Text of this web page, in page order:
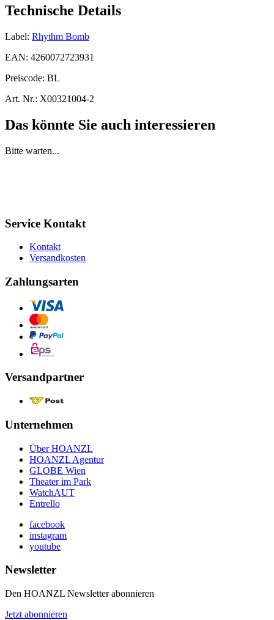
Technische Details
Label: Rhythm Bomb
EAN: 4260072723931
Preiscode: BL
Art. Nr.: X00321004-2
Das könnte Sie auch interessieren
Bitte warten...
Service Kontakt
Kontakt
Versandkosten
Zahlungsarten
Versandpartner
Unternehmen
Über HOANZL
HOANZL Agentur
GLOBE Wien
Theater im Park
WatchAUT
Entrello
facebook
instagram
youtube
Newsletter
Den HOANZL Newsletter abonnieren
Jetzt abonnieren